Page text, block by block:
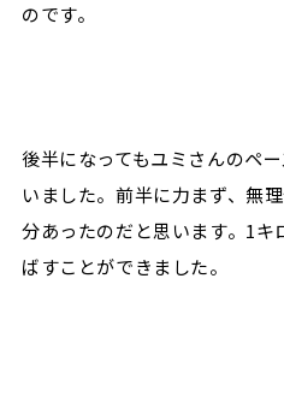
のです。
後半になってもユミさんのペ
いました。前半に力まず、無
分あったのだと思います。1キ
ばすことができました。